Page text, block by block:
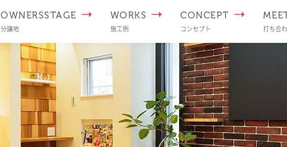
OWNERSSTAGE
分譲地
WORKS
施工例
CONCEPT
コンセプト 打ち合